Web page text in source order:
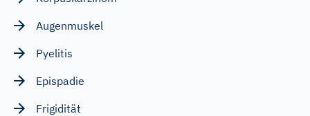
Augenmuskel
Pyelitis
Epispadie
Frigidität